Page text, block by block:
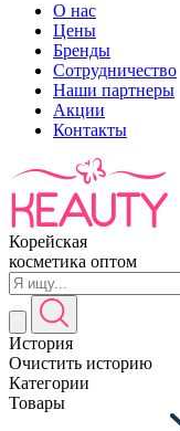
О нас
Цены
Бренды
Сотрудничество
Наши партнеры
Акции
Контакты
Корейская
косметика оптом
История
Очистить историю
Категории
Товары